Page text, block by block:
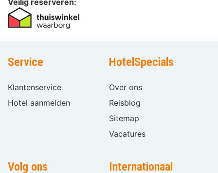
Veilig reserveren:
Service
Klantenservice
Hotel aanmelden
HotelSpecials
Over ons
Reisblog
Sitemap
Vacatures
Volg ons Internationaal